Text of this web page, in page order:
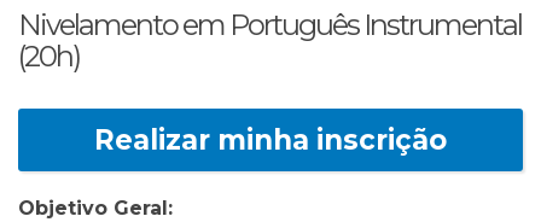
Nivelamento em Português Instrumental
(20h)
Realizar minha inscrição
Objetivo Geral: